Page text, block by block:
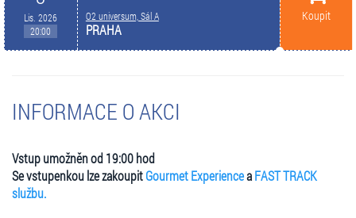
Lis. 2026
20:00
O2 universum, Sál A
PRAHA
Koupit
INFORMACE O AKCI
Vstup umožněn od 19:00 hod
Se vstupenkou lze zakoupitGourmet ExperienceaFAST TRACK
službu.